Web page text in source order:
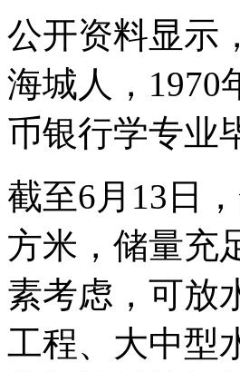
公开资料显示
海城人，1970
币银行学专业
截至6月13日
方米，储量充
素考虑，可放
工程、大中型